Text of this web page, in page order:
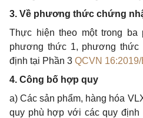
3. Về phương thức chứng
Thực hiện theo một trong
phương thức 1, phương
định tại Phần 3 QCVN
4. Công bố hợp quy
a) Các sản phẩm, hàng hóa
quy phù hợp với các quy định